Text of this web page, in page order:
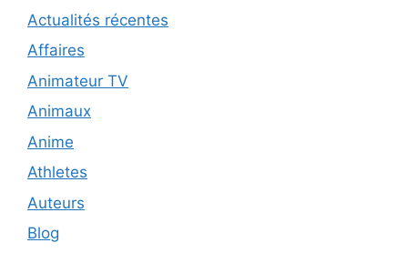
Actualités récentes
Affaires
Animateur TV
Animaux
Anime
Athletes
Auteurs
Blog